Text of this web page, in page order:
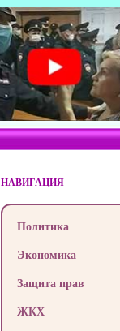
НАВИГАЦИЯ
Политика
Экономика
Защита прав
ЖКХ